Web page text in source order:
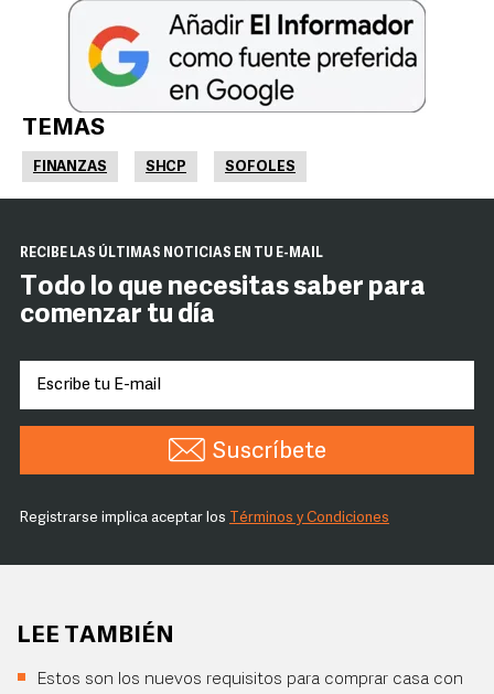
TEMAS
FINANZAS SHCP SOFOLES
RECIBE LAS ÚLTIMAS NOTICIAS EN TU E-MAIL
Todo lo que necesitas saber para
comenzar tu día
Suscríbete
Registrarse implica aceptar los Términos y Condiciones
LEE TAMBIÉN
Estos son los nuevos requisitos para comprar casa con